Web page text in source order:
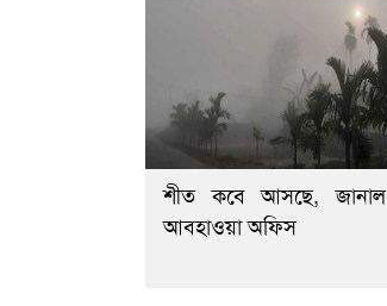
শীত কবে আসছে, জানাল
আবহাওয়া অফিস